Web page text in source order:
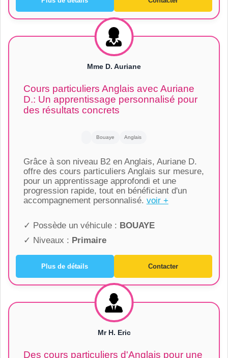
Mme D. Auriane
Cours particuliers Anglais avec Auriane
D.: Un apprentissage personnalisé pour
des résultats concrets
Bouaye Anglais
Grâce à son niveau B2 en Anglais, Auriane D.
offre des cours particuliers Anglais sur mesure,
pour un apprentissage approfondi et une
progression rapide, tout en bénéficiant d'un
accompagnement personnalisé. voir +
✓ Possède un véhicule : BOUAYE
✓ Niveaux : Primaire
Plus de détails Contacter
Mr H. Eric
Des cours particuliers d'Anglais pour une